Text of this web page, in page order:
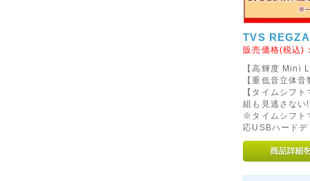
合は、ご注文それぞれに手数料
◇当店お振込先銀行の取り
8月25日ご注文分より、当店お
「三井住友銀行」「楽天銀行
※「三菱東京UFJ銀行」は7月
◇ご注文の前に!!(当店から
TVS
販売価格(税込)
【高輝度 Mini
【重低音立体
【タイムシフ
組も見逃さない!
※タイムシフト
応USBハード